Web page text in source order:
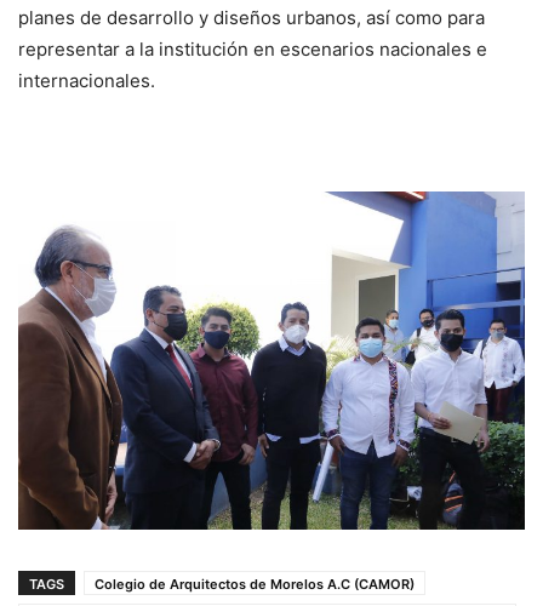
planes de desarrollo y diseños urbanos, así como para
representar a la institución en escenarios nacionales e
internacionales.
TAGS
Colegio de Arquitectos de Morelos A.C (CAMOR)